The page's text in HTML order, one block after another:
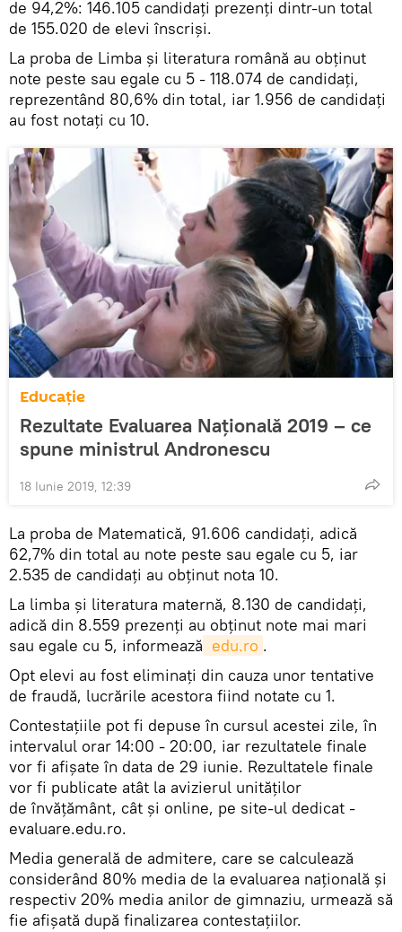
de 94,2%: 146.105 candidaţi prezenţi dintr-un total
de 155.020 de elevi înscrişi.
La proba de Limba și literatura română au obținut
note peste sau egale cu 5 - 118.074 de candidați,
reprezentând 80,6% din total, iar 1.956 de candidați
au fost notați cu 10.
Educație
Rezultate Evaluarea Națională 2019 – ce
spune ministrul Andronescu
18 Iunie 2019, 12:39
La proba de Matematică, 91.606 candidați, adică
62,7% din total au note peste sau egale cu 5, iar
2.535 de candidați au obținut nota 10.
La limba și literatura maternă, 8.130 de candidați,
adică din 8.559 prezenți au obținut note mai mari
sau egale cu 5, informează edu.ro .
Opt elevi au fost eliminați din cauza unor tentative
de fraudă, lucrările acestora fiind notate cu 1.
Contestaţiile pot fi depuse în cursul acestei zile, în
intervalul orar 14:00 - 20:00, iar rezultatele finale
vor fi afişate în data de 29 iunie. Rezultatele finale
vor fi publicate atât la avizierul unităților
de învățământ, cât și online, pe site-ul dedicat -
evaluare.edu.ro.
Media generală de admitere, care se calculează
considerând 80% media de la evaluarea națională și
respectiv 20% media anilor de gimnaziu, urmează să
fie afișată după finalizarea contestațiilor.